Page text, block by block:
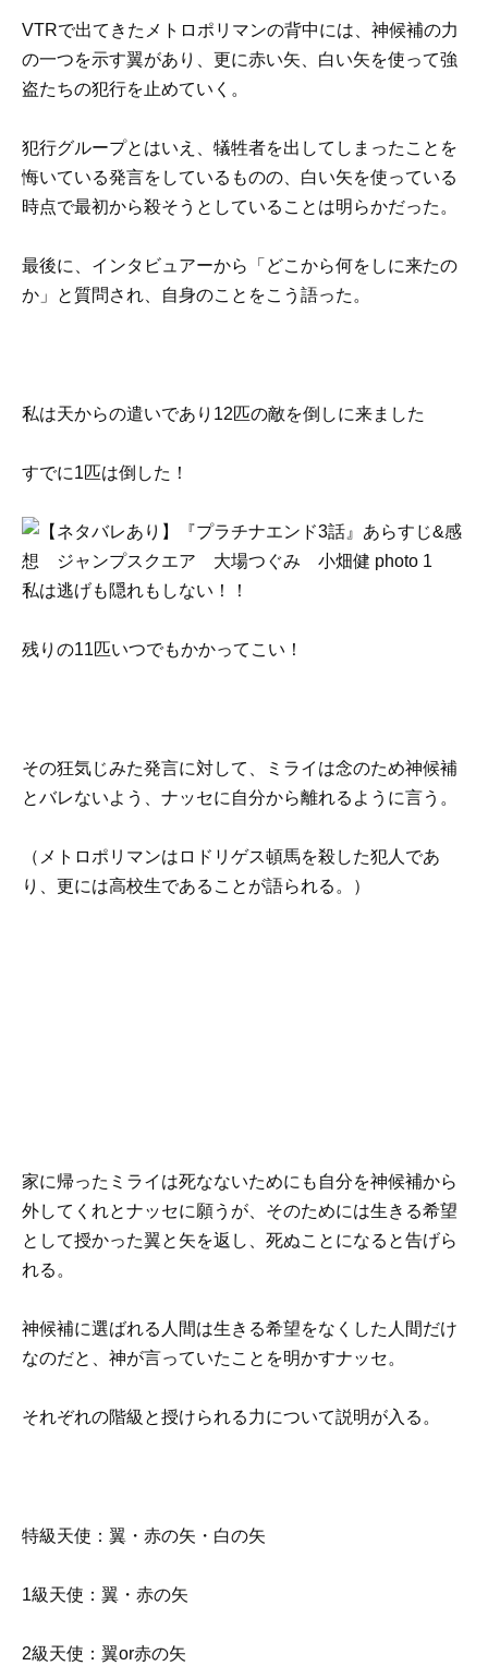
VTRで出てきたメトロポリマンの背中には、神候補の力
の一つを示す翼があり、更に赤い矢、白い矢を使って強
盗たちの犯行を止めていく。
犯行グループとはいえ、犠牲者を出してしまったことを
悔いている発言をしているものの、白い矢を使っている
時点で最初から殺そうとしていることは明らかだった。
最後に、インタビュアーから「どこから何をしに来たの
か」と質問され、自身のことをこう語った。
私は天からの遣いであり12匹の敵を倒しに来ました
すでに1匹は倒した！
私は逃げも隠れもしない！！
残りの11匹いつでもかかってこい！
その狂気じみた発言に対して、ミライは念のため神候補
とバレないよう、ナッセに自分から離れるように言う。
（メトロポリマンはロドリゲス頓馬を殺した犯人であ
り、更には高校生であることが語られる。）
家に帰ったミライは死なないためにも自分を神候補から
外してくれとナッセに願うが、そのためには生きる希望
として授かった翼と矢を返し、死ぬことになると告げら
れる。
神候補に選ばれる人間は生きる希望をなくした人間だけ
なのだと、神が言っていたことを明かすナッセ。
それぞれの階級と授けられる力について説明が入る。
特級天使：翼・赤の矢・白の矢
1級天使：翼・赤の矢
2級天使：翼or赤の矢